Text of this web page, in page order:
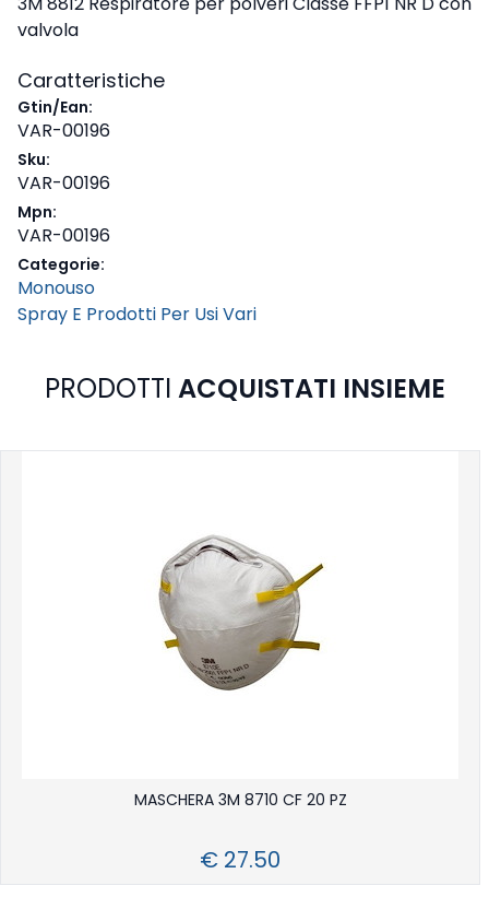
valvola
Caratteristiche
Gtin/Ean:
VAR-00196
Sku:
VAR-00196
Mpn:
VAR-00196
Categorie:
Monouso
Spray E Prodotti Per Usi Vari
PRODOTTI ACQUISTATI INSIEME
MASCHERA 3M 8710 CF 20 PZ
€ 27.50